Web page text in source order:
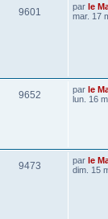
9601 par le
mar. 17
9652 par le
lun. 16
9473 par le
dim. 15